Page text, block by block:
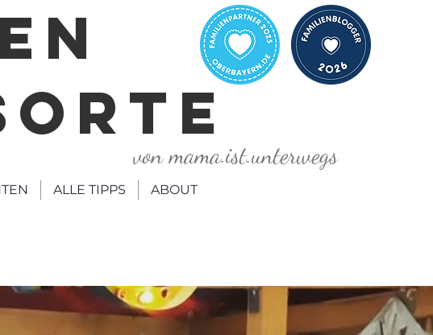
von mama.ist.unterwegs
ALLE TIPPS ABOUT